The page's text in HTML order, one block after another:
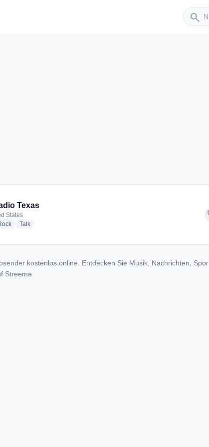
search
Sender
Texas
States
stations
radio stations
Talkradio stations
kostenlos online. Entdecken Sie Musik, Nachrichten,
Streema.